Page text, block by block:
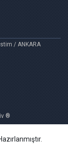
/ ANKARA
®